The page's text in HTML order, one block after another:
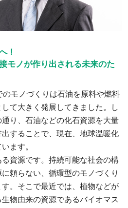
！
モノが作り出される未来のた
モノづくりは石油を原料や燃料
て大きく発展してきました。し
り、石油などの化石資源を大量
することで、現在、地球温暖化
ます。
資源です。持続可能な社会の構
頼らない、循環型のモノづくり
。そこで最近では、植物などが
物由来の資源であるバイオマス